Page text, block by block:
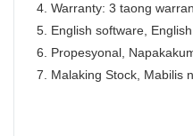
4. Warranty: 3 taong
5. English software,
6. Propesyonal,
7. Malaking Stock, Mabilis